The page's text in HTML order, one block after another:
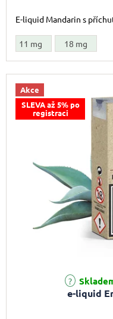
E-liquid Mandarin s
11 mg 18 mg
Akce
SLEVA až 5% po
registraci
e-liquid
Průměrné hodnocení